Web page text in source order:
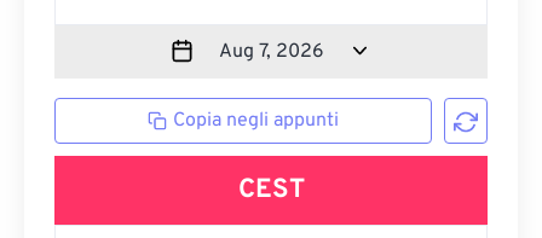
Copia negli appunti
CEST